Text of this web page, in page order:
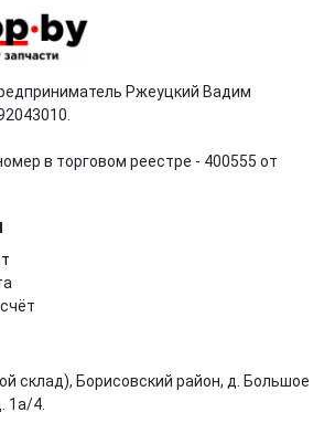
Ржеуцкий Вадим
в торговом реестре - 400555 от
склад), Борисовский район, д. Большое
1a/4.